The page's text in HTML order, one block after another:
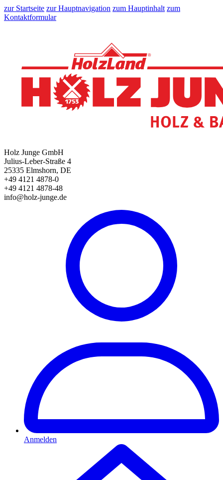
zur Startseite zur Hauptnavigation zum Hauptinhalt zum
Kontaktformular
Holz Junge GmbH
Julius-Leber-Straße 4
25335 Elmshorn, DE
+49 4121 4878-0
+49 4121 4878-48
info@holz-junge.de
Anmelden